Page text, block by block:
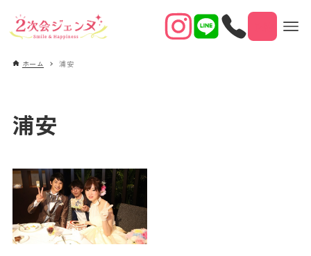
ホーム 浦安
浦安